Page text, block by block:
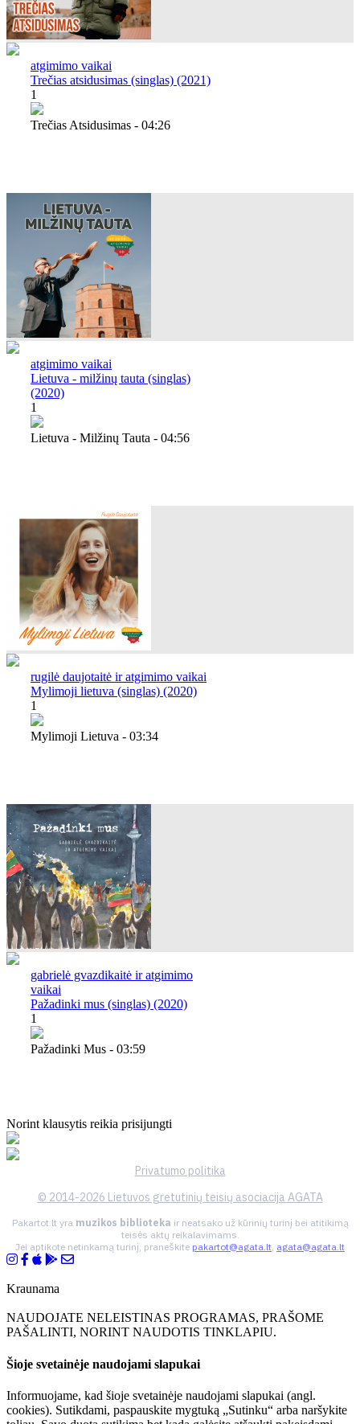
atgimimo vaikai
Trečias atsidusimas (singlas) (2021)
1
Trečias Atsidusimas - 04:26
atgimimo vaikai
Lietuva - milžinų tauta (singlas)
(2020)
1
Lietuva - Milžinų Tauta - 04:56
rugilė daujotaitė ir atgimimo vaikai
Mylimoji lietuva (singlas) (2020)
1
Mylimoji Lietuva - 03:34
gabrielė gvazdikaitė ir atgimimo
vaikai
Pažadinki mus (singlas) (2020)
1
Pažadinki Mus - 03:59
Norint klausytis reikia prisijungti
Privatumo politika
© 2014-2026 Lietuvos gretutinių teisių asociacija AGATA
Pakartot.lt yra muzikos biblioteka ir neatsako už kūrinių turinį bei atitikimą
teisės aktų reikalavimams.
Jei aptikote netinkamą turinį, praneškite pakartot@agata.lt, agata@agata.lt
Kraunama
NAUDOJATE NELEISTINAS PROGRAMAS, PRAŠOME
PAŠALINTI, NORINT NAUDOTIS TINKLAPIU.
Šioje svetainėje naudojami slapukai
Informuojame, kad šioje svetainėje naudojami slapukai (angl.
cookies). Sutikdami, paspauskite mygtuką „Sutinku“ arba naršykite